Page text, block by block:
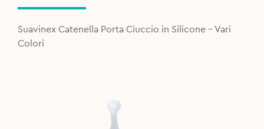
was:
12,90€.
is:
11,90€.
Suavinex Catenella Porta Ciuccio in Silicone - Vari
Colori